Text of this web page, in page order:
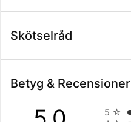
Skötselråd
Betyg & Recensioner
5 ☆